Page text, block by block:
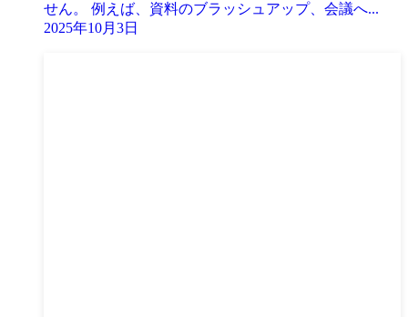
せん。 例えば、資料のブラッシュアップ、会議へ...
2025年10月3日